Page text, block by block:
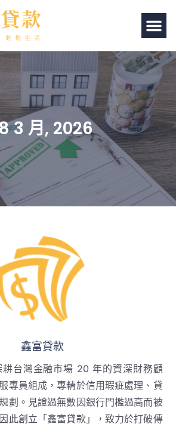
3 月, 2026
鑫富貸款
台灣金融市場 20 年的資深財務顧
專員組成，專精於信用瑕疵處理、貸
劃。見證過無數因銀行門檻過高而被
此創立「鑫富貸款」，致力於打破傳